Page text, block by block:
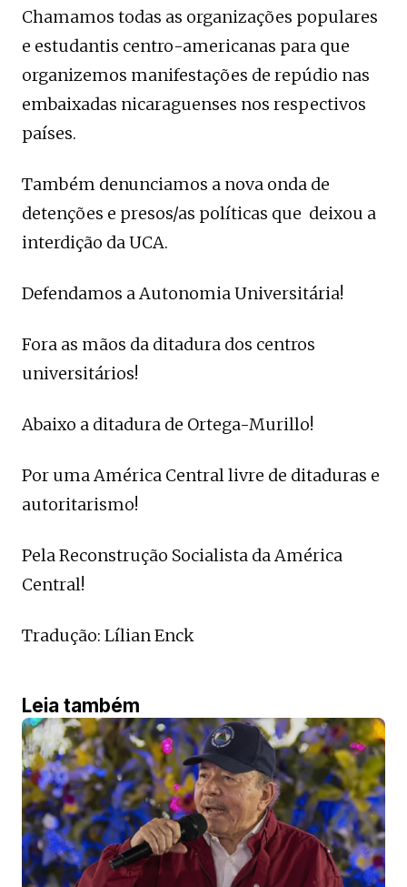
Chamamos todas as organizações populares
e estudantis centro-americanas para que
organizemos manifestações de repúdio nas
embaixadas nicaraguenses nos respectivos
países.
Também denunciamos a nova onda de
detenções e presos/as políticas que deixou a
interdição da UCA.
Defendamos a Autonomia Universitária!
Fora as mãos da ditadura dos centros
universitários!
Abaixo a ditadura de Ortega-Murillo!
Por uma América Central livre de ditaduras e
autoritarismo!
Pela Reconstrução Socialista da América
Central!
Tradução: Lílian Enck
Leia também